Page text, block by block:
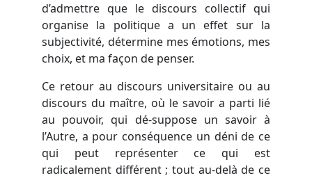
d’admettre que le discours collectif qui
organise la politique a un effet sur la
subjectivité, détermine mes émotions, mes
choix, et ma façon de penser.
Ce retour au discours universitaire ou au
discours du maître, où le savoir a parti lié
au pouvoir, qui dé-suppose un savoir à
l’Autre, a pour conséquence un déni de ce
qui peut représenter ce qui est
radicalement différent ; tout au-delà de ce